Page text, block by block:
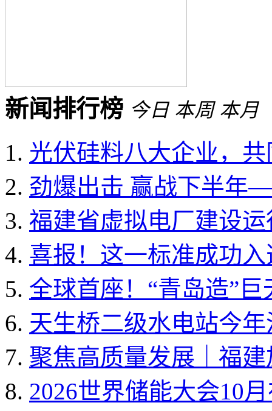
新闻排行榜 今日 本周 本月
光伏硅料八大企业，
劲爆出击 赢战下半年
福建省虚拟电厂建设
喜报！这一标准成功
全球首座！“青岛造”
天生桥二级水电站今
聚焦高质量发展｜福
2026世界储能大会10